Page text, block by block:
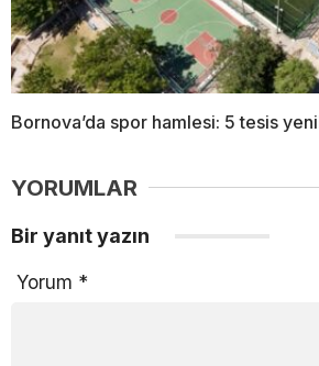
Bornova’da spor hamlesi: 5 tesis
YORUMLAR
Bir yanıt yazın
Yorum *